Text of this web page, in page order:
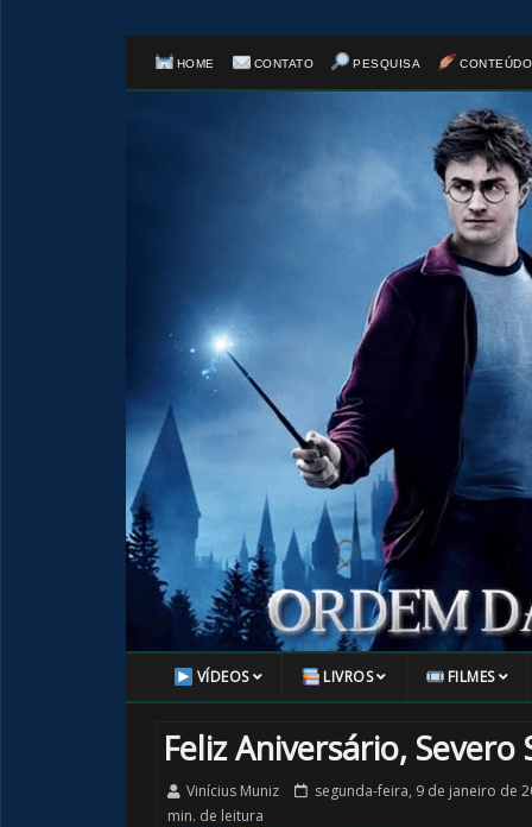
HOME CONTATO PESQUISA
VÍDEOS LIVROS FILMES
Feliz Aniversário, Severo
Vinícius Muniz
segunda-feira, 9 de janeiro de
min. de leitura
🎂